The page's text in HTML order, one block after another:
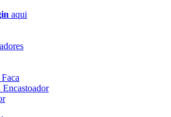
aqui
Encastoador